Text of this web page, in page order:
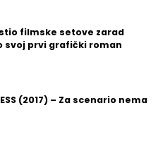
filmske setove zarad
svoj prvi grafički roman
(2017) – Za scenario nema